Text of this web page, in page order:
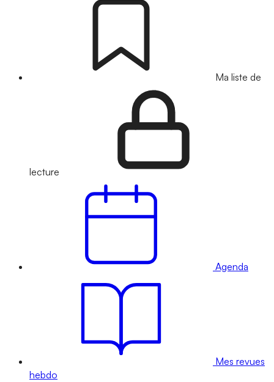
Ma liste de
lecture
Agenda
Mes revues
hebdo